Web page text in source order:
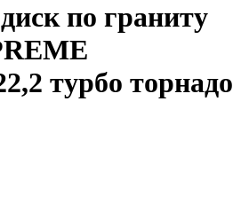
по граниту
турбо торнадо